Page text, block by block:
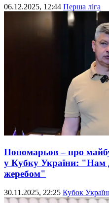
06.12.2025, 12:44 Перша ліга
Пономарьов – про
у Кубку України: "Нам
жеребом"
30.11.2025, 22:25 Кубок